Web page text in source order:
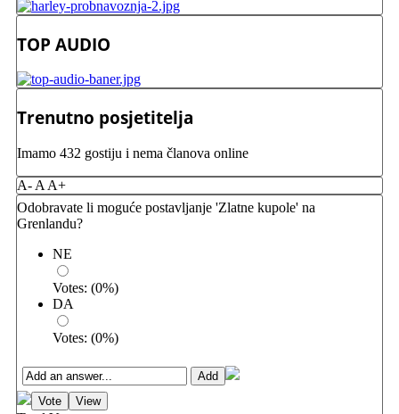
TOP AUDIO
Trenutno posjetitelja
Imamo 432 gostiju i nema članova online
A- A A+
Odobravate li moguće postavljanje 'Zlatne kupole' na
Grenlandu?
NE
Votes: (0%)
DA
Votes: (0%)